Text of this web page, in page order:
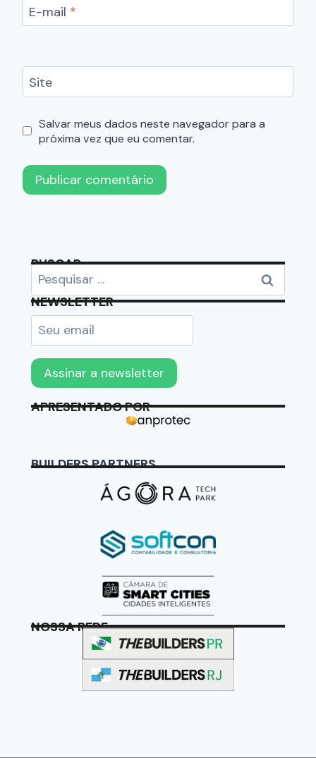
E-mail *
Site
Salvar meus dados neste navegador para a
próxima vez que eu comentar.
BUSCAR
NEWSLETTER
APRESENTADO POR
BUILDERS PARTNERS
NOSSA REDE